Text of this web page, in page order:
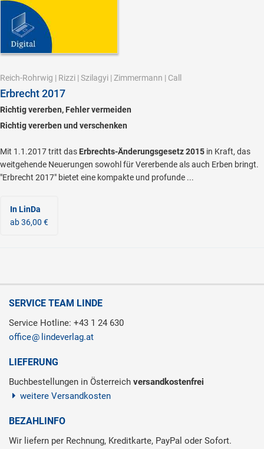
Reich-Rohrwig | Rizzi | Szilagyi | Zimmermann | Call
Erbrecht 2017
Richtig vererben, Fehler vermeiden
Richtig vererben und verschenken
Mit 1.1.2017 tritt das Erbrechts-Änderungsgesetz 2015 in Kraft, das
weitgehende Neuerungen sowohl für Vererbende als auch Erben bringt.
"Erbrecht 2017" bietet eine kompakte und profunde ...
In LinDa
ab 36,00 €
SERVICE TEAM LINDE
Service Hotline: +43 1 24 630
office
lindeverlag.at
LIEFERUNG
Buchbestellungen in Österreich versandkostenfrei
weitere Versandkosten
BEZAHLINFO
Wir liefern per Rechnung, Kreditkarte, PayPal oder Sofort.